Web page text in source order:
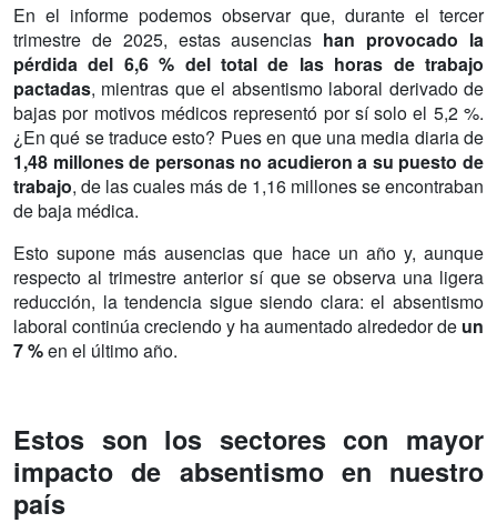
En el informe podemos observar que, durante el tercer
trimestre de 2025, estas ausencias han provocado la
pérdida del 6,6 % del total de las horas de trabajo
pactadas, mientras que el absentismo laboral derivado de
bajas por motivos médicos representó por sí solo el 5,2 %.
¿En qué se traduce esto? Pues en que una media diaria de
1,48 millones de personas no acudieron a su puesto de
trabajo, de las cuales más de 1,16 millones se encontraban
de baja médica.
Esto supone más ausencias que hace un año y, aunque
respecto al trimestre anterior sí que se observa una ligera
reducción, la tendencia sigue siendo clara: el absentismo
laboral continúa creciendo y ha aumentado alrededor de un
7 %en el último año.
Estos son los sectores con mayor
impacto de absentismo en nuestro
país